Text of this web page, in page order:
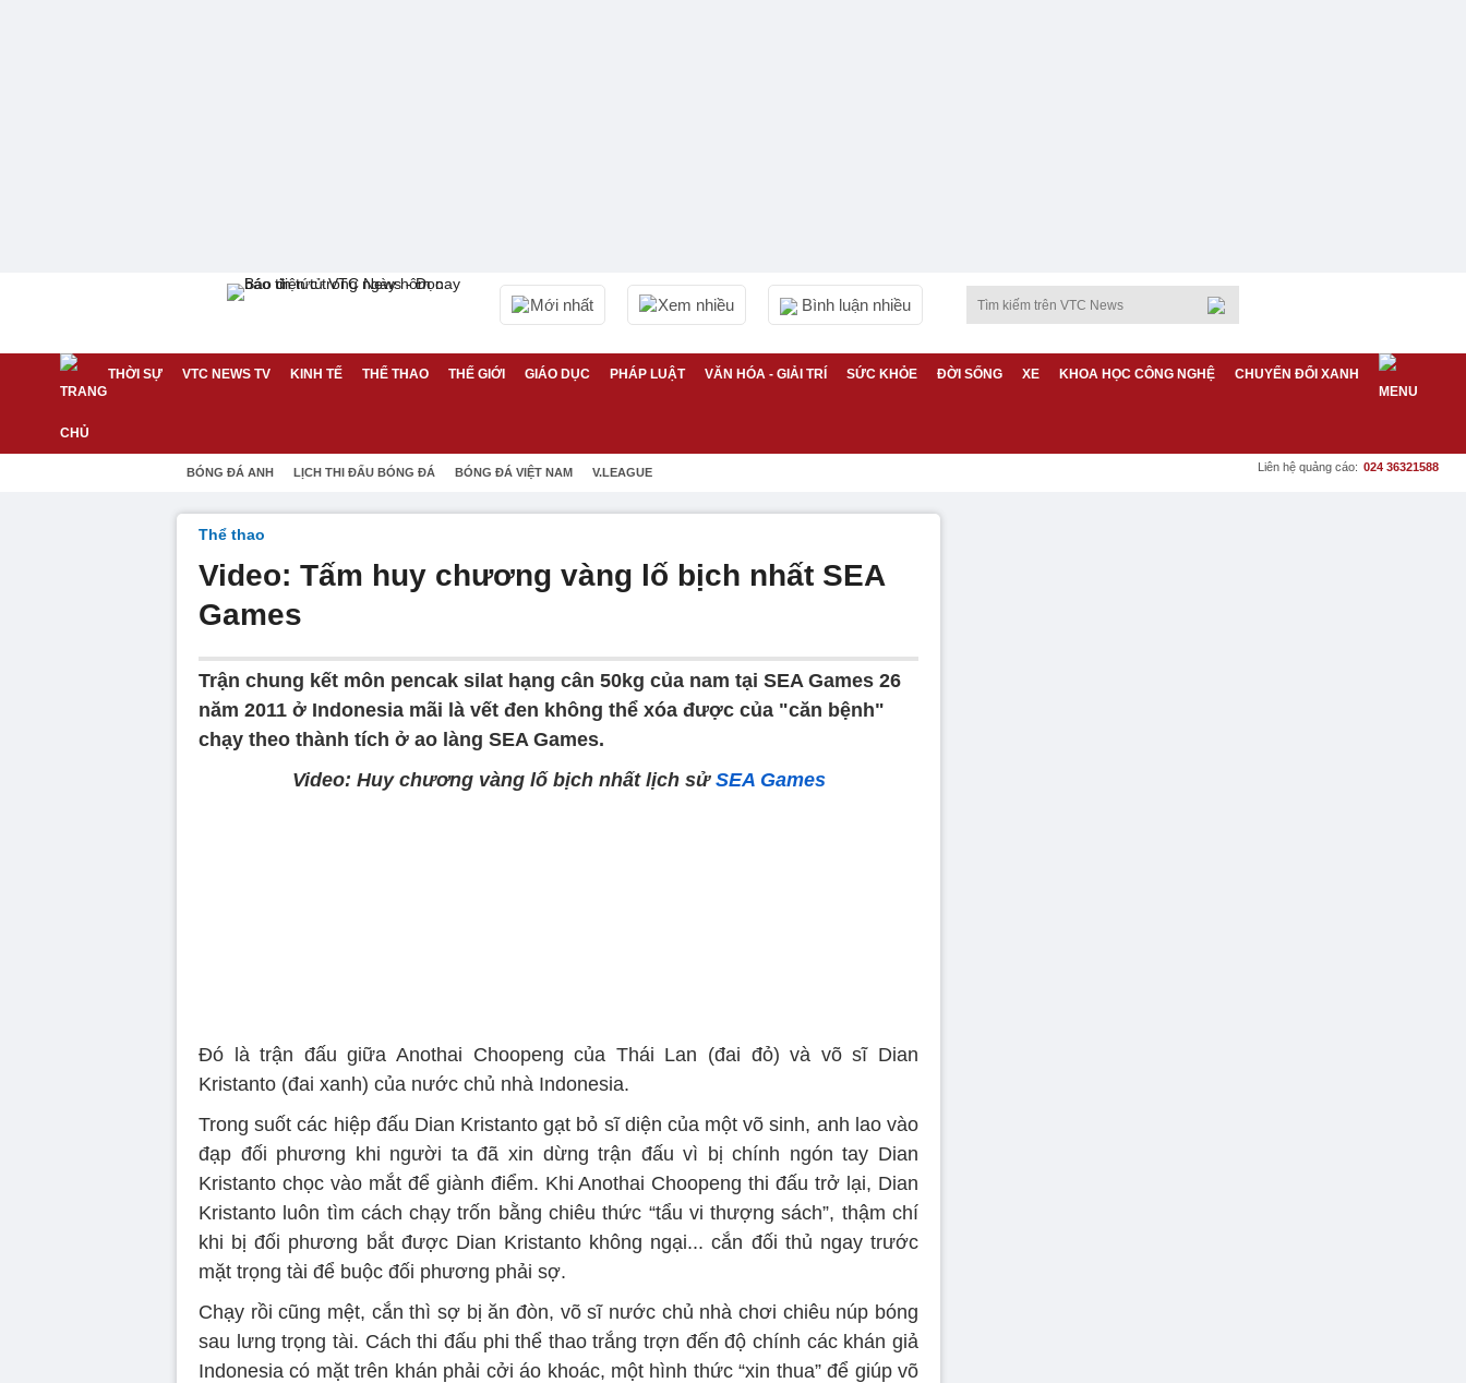
Mới nhất Xem nhiều Bình luận nhiều
THỜI SỰ VTC NEWS TV KINH TẾ THỂ THAO THẾ GIỚI GIÁO DỤC PHÁP LUẬT VĂN HÓA - GIẢI TRÍ SỨC KHỎE ĐỜI SỐNG XE KHOA HỌC CÔNG NGHỆ CHUYỂN ĐỔI XANH
BÓNG ĐÁ ANH LỊCH THI ĐẤU BÓNG ĐÁ BÓNG ĐÁ VIỆT NAM V.LEAGUE Liên hệ quảng cáo: 024 36321588
Thể thao
Video: Tấm huy chương vàng lố bịch nhất SEA
Games
Trận chung kết môn pencak silat hạng cân 50kg của nam tại SEA Games 26
năm 2011 ở Indonesia mãi là vết đen không thể xóa được của "căn bệnh"
chạy theo thành tích ở ao làng SEA Games.
Video: Huy chương vàng lố bịch nhất lịch sử SEA Games
Đó là trận đấu giữa Anothai Choopeng của Thái Lan (đai đỏ) và võ sĩ Dian
Kristanto (đai xanh) của nước chủ nhà Indonesia.
Trong suốt các hiệp đấu Dian Kristanto gạt bỏ sĩ diện của một võ sinh, anh lao vào
đạp đối phương khi người ta đã xin dừng trận đấu vì bị chính ngón tay Dian
Kristanto chọc vào mắt để giành điểm. Khi Anothai Choopeng thi đấu trở lại, Dian
Kristanto luôn tìm cách chạy trốn bằng chiêu thức “tẩu vi thượng sách”, thậm chí
khi bị đối phương bắt được Dian Kristanto không ngại... cắn đối thủ ngay trước
mặt trọng tài để buộc đối phương phải sợ.
Chạy rồi cũng mệt, cắn thì sợ bị ăn đòn, võ sĩ nước chủ nhà chơi chiêu núp bóng
sau lưng trọng tài. Cách thi đấu phi thể thao trắng trợn đến độ chính các khán giả
Indonesia có mặt trên khán phải cởi áo khoác, một hình thức “xin thua” để giúp võ